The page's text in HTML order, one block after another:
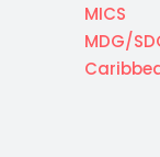
MICS
MDG/